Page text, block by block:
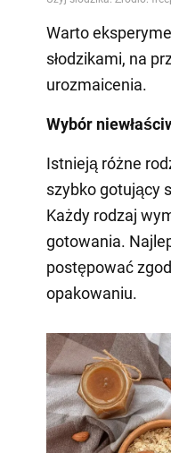
Warto
słodzikami, na
urozmaicenia.
Wybór
Istnieją różne
szybko gotujący
Każdy rodzaj
gotowania.
postępować
opakowaniu.